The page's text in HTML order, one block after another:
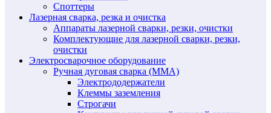
Споттеры
Лазерная сварка, резка и очистка
Аппараты лазерной сварки, резки, очистки
Комплектующие для лазерной сварки, резки,
очистки
Электросварочное оборудование
Ручная дуговая сварка (MMA)
Электрододержатели
Клеммы заземления
Строгачи